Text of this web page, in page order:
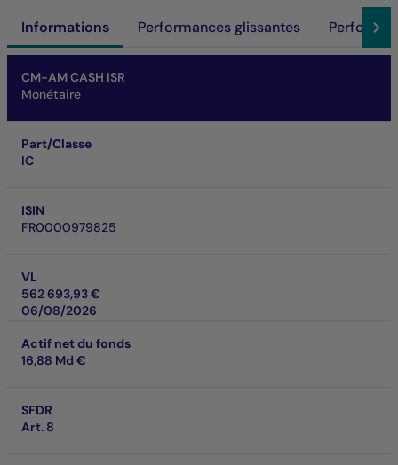
Informations Performances glissantes
CM-AM CASH ISR
Monétaire
Part/Classe
IC
ISIN
FR0000979825
VL
562 693,93 €
06/08/2026
Actif net du fonds
16,88 Md €
SFDR
Art. 8